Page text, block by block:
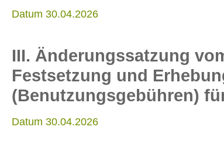
Datum 30.04.2026
III. Änderungssatzung
Festsetzung und
(Benutzungsgebühren)
Datum 30.04.2026